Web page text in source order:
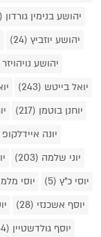
יהושע בנימין גורדון
יהושע יוזביץ (24)
יהושע נויהויזר
יואל בייטש (243)
יוחנן בוטמן (217)
יונה איידלקופ
יוני שלמה (203)
יוסי כ"ץ (5)
יוסי מלמד
יוסף אשכנזי (28)
יוסף גולדשטיין (54)